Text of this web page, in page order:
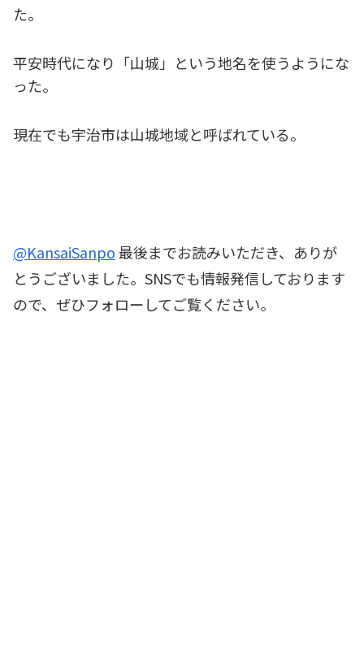
た。
平安時代になり「山城」という地名を使うようにな
った。
現在でも宇治市は山城地域と呼ばれている。
@KansaiSanpo最後までお読みいただき、ありが
とうございました。SNSでも情報発信しております
ので、ぜひフォローしてご覧ください。